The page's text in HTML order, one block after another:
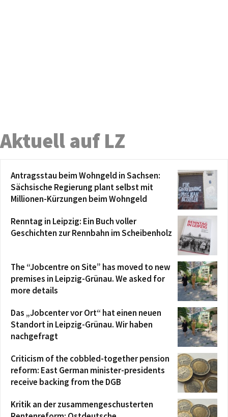
Aktuell auf LZ
Antragsstau beim Wohngeld in Sachsen:
Sächsische Regierung plant selbst mit
Millionen-Kürzungen beim Wohngeld
Renntag in Leipzig: Ein Buch voller
Geschichten zur Rennbahn im Scheibenholz
The “Jobcentre on Site” has moved to new
premises in Leipzig-Grünau. We asked for
more details
Das „Jobcenter vor Ort“ hat einen neuen
Standort in Leipzig-Grünau. Wir haben
nachgefragt
Criticism of the cobbled-together pension
reform: East German minister-presidents
receive backing from the DGB
Kritik an der zusammengeschusterten